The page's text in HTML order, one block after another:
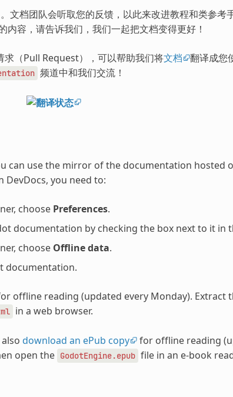
文档团队会听取您的反馈，以此来改进教程和类参考
容，请告诉我们，我们一起把文档变得更好！
求（Pull Request），可以帮助我们将文档
翻译成您
频道中和我们交流！
can use the mirror of the documentation hosted
DevDocs, you need to:
choose Preferences.
documentation by checking the box next to it in
choose Offline data.
documentation.
offline reading (updated every Monday). Extract
in a web browser.
download an ePub copy for offline reading
open the GodotEngine.epub file in an e-book